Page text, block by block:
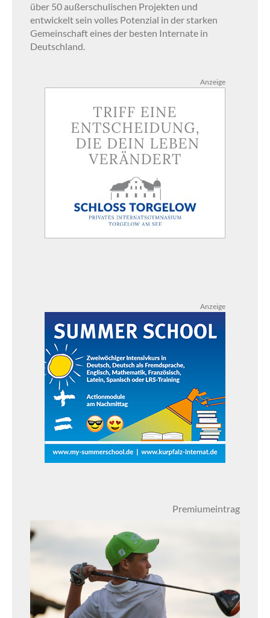
über 50 außerschulischen Projekten und
entwickelt sein volles Potenzial in der starken
Gemeinschaft eines der besten Internate in
Deutschland.
Anzeige
Anzeige
Premiumeintrag